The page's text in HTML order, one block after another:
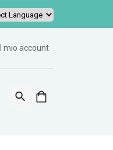
Powered by
Il mio account